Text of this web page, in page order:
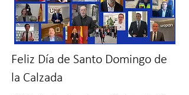
Feliz Día de Santo Domingo de
la Calzada